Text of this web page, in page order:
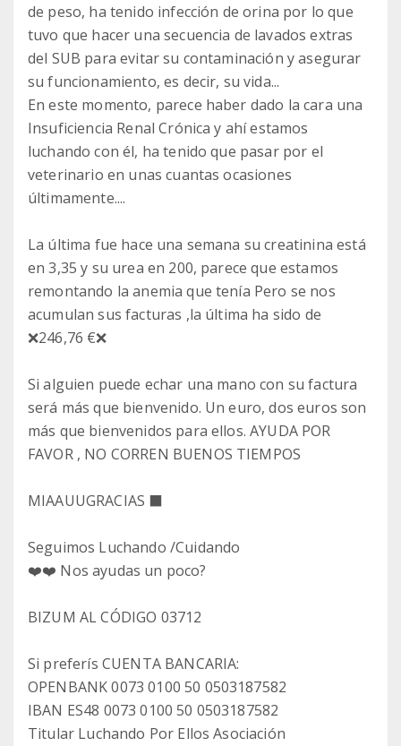
de peso, ha tenido infección de orina por lo que
tuvo que hacer una secuencia de lavados extras
del SUB para evitar su contaminación y asegurar
su funcionamiento, es decir, su vida...
En este momento, parece haber dado la cara una
Insuficiencia Renal Crónica y ahí estamos
luchando con él, ha tenido que pasar por el
veterinario en unas cuantas ocasiones
últimamente....
La última fue hace una semana su creatinina está
en 3,35 y su urea en 200, parece que estamos
remontando la anemia que tenía Pero se nos
acumulan sus facturas ,la última ha sido de
❌️246,76 €❌️
Si alguien puede echar una mano con su factura
será más que bienvenido. Un euro, dos euros son
más que bienvenidos para ellos. AYUDA POR
FAVOR , NO CORREN BUENOS TIEMPOS
MIAAUUGRACIAS ‍⬛
Seguimos Luchando /Cuidando
❤️❤️ Nos ayudas un poco?
BIZUM AL CÓDIGO 03712
Si preferís CUENTA BANCARIA:
OPENBANK 0073 0100 50 0503187582
IBAN ES48 0073 0100 50 0503187582
Titular Luchando Por Ellos Asociación